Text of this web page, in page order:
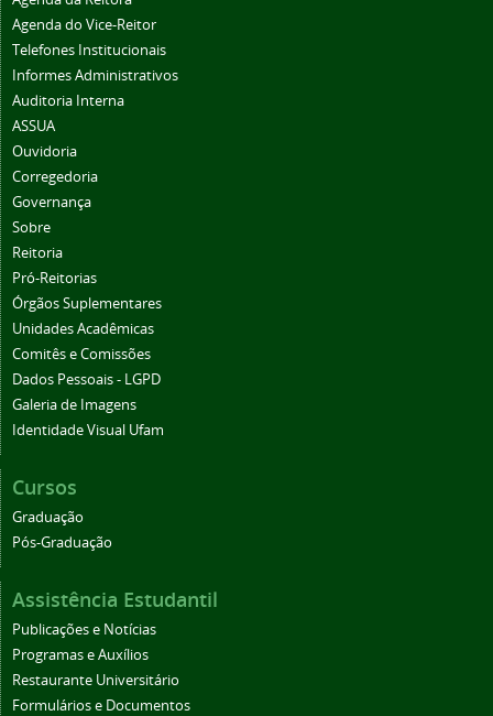
Agenda do Vice-Reitor
Telefones Institucionais
Informes Administrativos
Auditoria Interna
ASSUA
Ouvidoria
Corregedoria
Governança
Sobre
Reitoria
Pró-Reitorias
Órgãos Suplementares
Unidades Acadêmicas
Comitês e Comissões
Dados Pessoais - LGPD
Galeria de Imagens
Identidade Visual Ufam
Cursos
Graduação
Pós-Graduação
Assistência Estudantil
Publicações e Notícias
Programas e Auxílios
Restaurante Universitário
Formulários e Documentos